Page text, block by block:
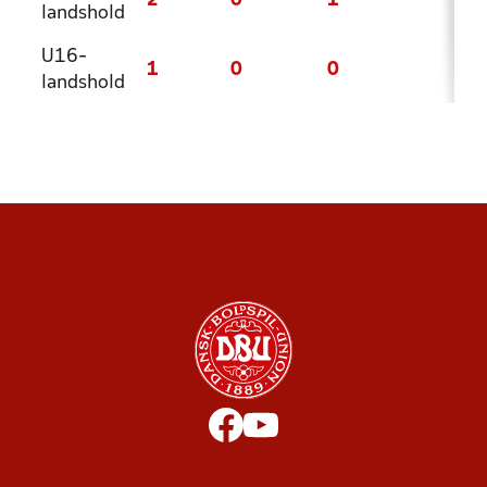
landshold
U16-
landshold
1 0 0